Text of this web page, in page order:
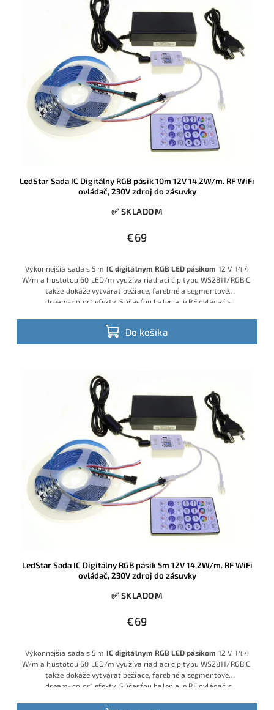
LedStar Sada IC Digitálny RGB pásik 10m 12V 14,2W/m. RF WiFi
ovládač, 230V zdroj do zásuvky
✅ SKLADOM
€69
Do košíka
Výkonnejšia sada s 5 m IC digitálnym RGB LED pásikom 12 V, 14,4
W/m a hustotou 60 LED/m využíva riadiaci čip typu WS2811/RGBIC,
takže dokáže vytvárať bežiace, farebné a segmentové
„dream‑color“ efekty. Súčasťou balenia je RF ovládač s
aplikáciu a 12 V napájací adaptér do 230 V zásuvky, takže ide o
hotové plug‑and‑play riešenie.
LedStar Sada IC Digitálny RGB pásik 5m 12V 14,2W/m. RF WiFi
ovládač, 230V zdroj do zásuvky
✅ SKLADOM
€69
Výkonnejšia sada s 5 m IC digitálnym RGB LED pásikom 12 V, 14,4
W/m a hustotou 60 LED/m využíva riadiaci čip typu WS2811/RGBIC,
takže dokáže vytvárať bežiace, farebné a segmentové
„dream‑color“ efekty. Súčasťou balenia je RF ovládač s
aplikáciu a 12 V napájací adaptér do 230 V zásuvky, takže ide o